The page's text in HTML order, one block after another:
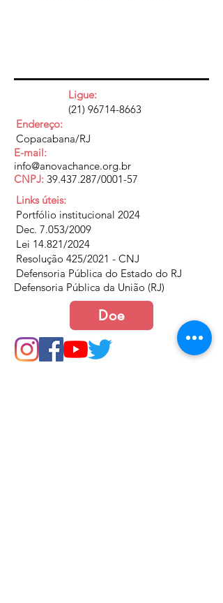
Ligue:
(21) 96714-8663
Endereço:
Copacabana/RJ
E-mail:
info@anovachance.org.br
CNPJ: 39.437.287/0001-57
Links úteis:
Portfólio institucional 2024
Dec. 7.053/2009
Lei 14.821/2024
Resolução 425/2021 - CNJ
Defensoria Pública do Estado do RJ
Defensoria Pública da União (RJ)
Doe